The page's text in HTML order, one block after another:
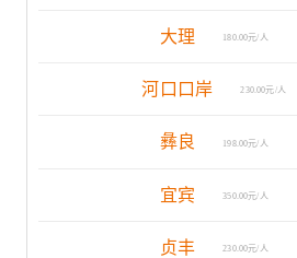
大理 180.00元/人
河口口岸 230.00元/人
彝良 198.00元/人
宜宾 350.00元/人
贞丰 230.00元/人